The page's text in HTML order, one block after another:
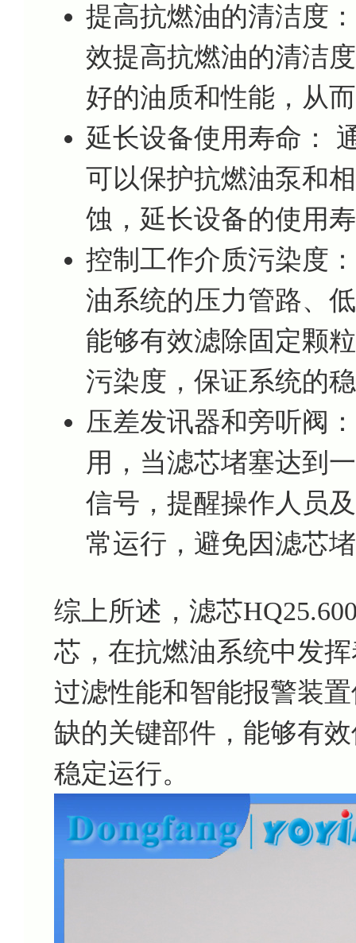
提高抗燃油的清洁度
效提高抗燃油的清洁
好的油质和性能，从
延长设备使用寿命：
可以保护抗燃油泵和
蚀，延长设备的使用
控制工作介质污染度
油系统的压力管路、
能够有效滤除固定颗
污染度，保证系统的
压差发讯器和旁听阀
用，当滤芯堵塞达到
信号，提醒操作人员
常运行，避免因滤芯
综上所述，滤芯
芯，在抗燃油系统中发
过滤性能和智能报警装
缺的关键部件，能够有
稳定运行。